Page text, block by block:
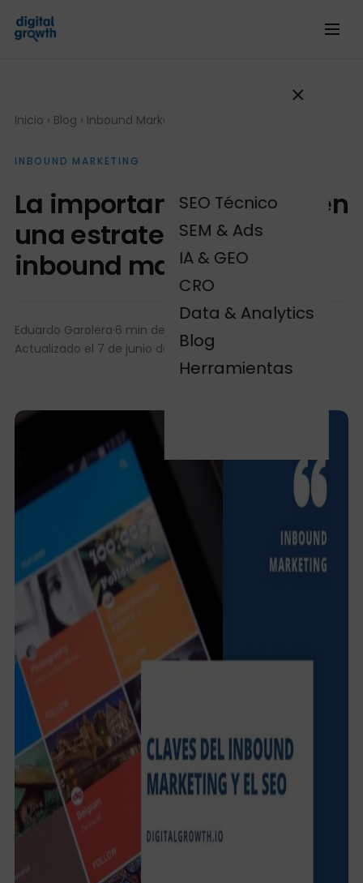
SEO Técnico
SEM & Ads
IA & GEO
CRO
Data & Analytics
Blog
Herramientas
Inicio › Blog › Inbound Marketing
INBOUND MARKETING
La importancia del SEO en
una estrategia de
inbound marketing
Eduardo Garolera·6 min de lectura
Actualizado el 7 de junio de 2024